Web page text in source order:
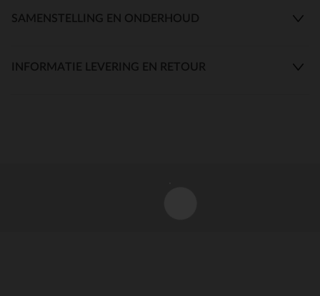
SAMENSTELLING EN ONDERHOUD
INFORMATIE LEVERING EN RETOUR